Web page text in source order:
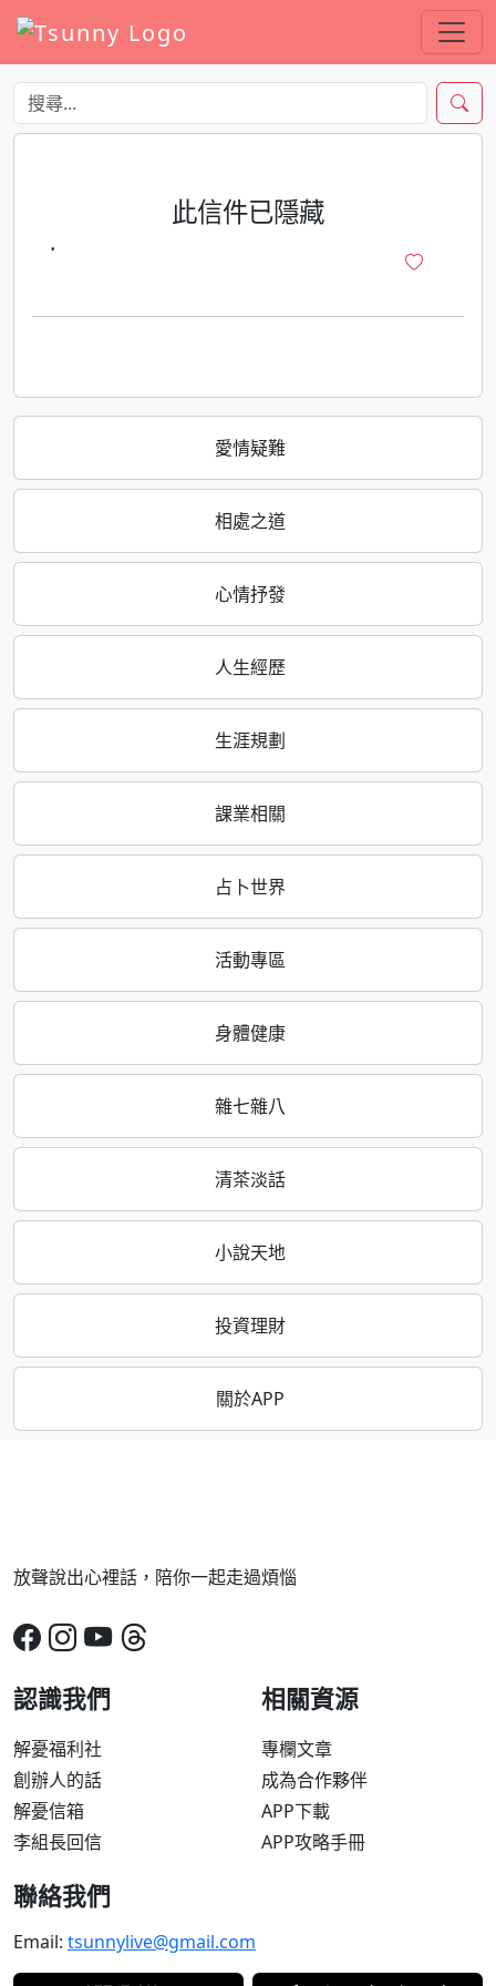
愛情疑難
相處之道
心情抒發
人生經歷
生涯規劃
課業相關
占卜世界
活動專區
身體健康
雜七雜八
清茶淡話
小說天地
投資理財
關於APP
此信件已隱藏
·
放聲說出心裡話，陪你一起走過煩惱
認識我們
解憂福利社
創辦人的話
解憂信箱
李組長回信
相關資源
專欄文章
成為合作夥伴
APP下載
APP攻略手冊
聯絡我們
Email: tsunnylive@gmail.com